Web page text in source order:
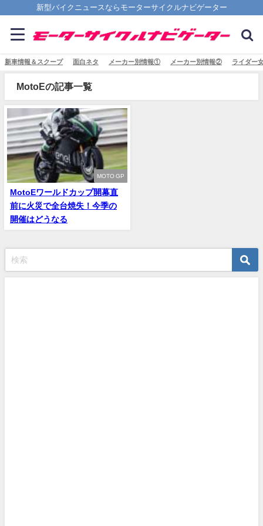
新型バイクニュースならモーターサイクルナビゲーター
新車情報＆スクープ 面白ネタ メーカー別情報① メーカー別情報② ライダー
MotoEの記事一覧
MOTO GP
MotoEワールドカップ開幕直
前に火災で全台焼失！今季の
開催はどうなる